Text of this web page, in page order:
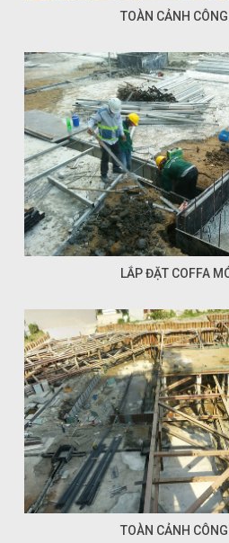
TOÀN CẢNH
LẮP ĐẶT COFFA
TOÀN CẢNH